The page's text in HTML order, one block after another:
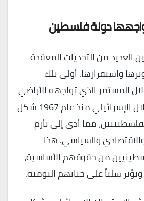
دولة فلسطين
العديد من التحديات المعقدة
واستقرارها. أولى تلك
المستمر الذي تواجهه الأراضي
الفلسطينية. الاحتلال الإسرائيلي منذ عام 1967 شكل
مما أدى إلى تأزم
والسياسي. هذا
من حقوقهم الأساسية،
سلباً على حياتهم اليومية.